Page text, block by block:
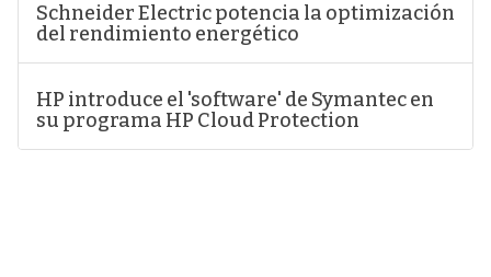
Schneider Electric potencia la optimización
del rendimiento energético
HP introduce el 'software' de Symantec en
su programa HP Cloud Protection